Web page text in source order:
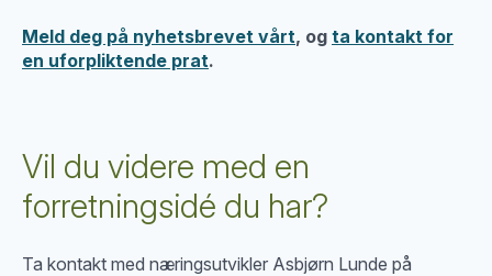
Meld deg på nyhetsbrevet vårt, og ta kontakt for
en uforpliktende prat.
Vil du videre med en
forretningsidé du har?
Ta kontakt med næringsutvikler Asbjørn Lunde på